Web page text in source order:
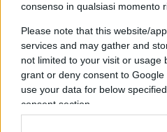
consenso in qualsiasi momento
Please note that this website/
services and may gather and
not limited to your visit or usage
grant or deny consent to
use your data for below
consent section.